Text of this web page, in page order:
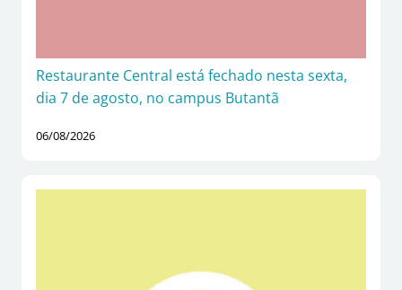
Restaurante Central está fechado nesta sexta,
dia 7 de agosto, no campus Butantã
06/08/2026